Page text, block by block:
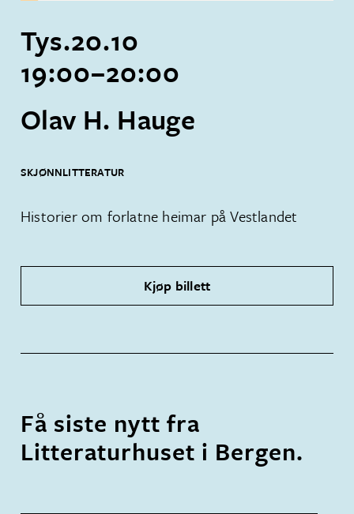
Olav H. Hauge
SKJØNNLITTERATUR
Tys.20.10
19:00–20:00
Kjøp billett
Historier om forlatne heimar på Vestlandet
Få siste nytt fra
Litteraturhuset i Bergen.